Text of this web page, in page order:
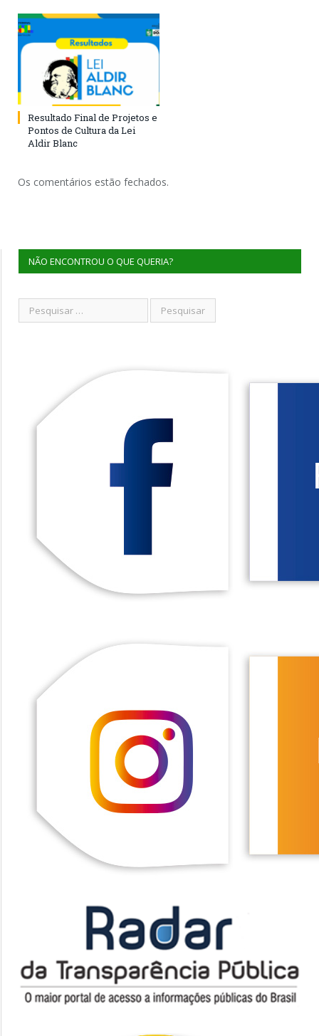
Resultado Final de Projetos e
Pontos de Cultura da Lei
Aldir Blanc
Os comentários estão fechados.
NÃO ENCONTROU O QUE QUERIA?